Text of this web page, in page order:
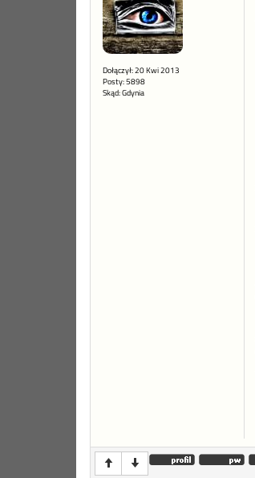
Dołączył: 20 Kwi 2013
Posty: 5898
Skąd: Gdynia